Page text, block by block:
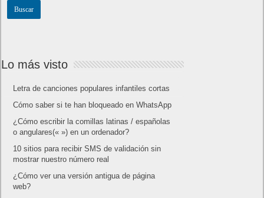
Lo más visto
Letra de canciones populares infantiles cortas
Cómo saber si te han bloqueado en WhatsApp
¿Cómo escribir la comillas latinas / españolas
o angulares(« ») en un ordenador?
10 sitios para recibir SMS de validación sin
mostrar nuestro número real
¿Cómo ver una versión antigua de página
web?